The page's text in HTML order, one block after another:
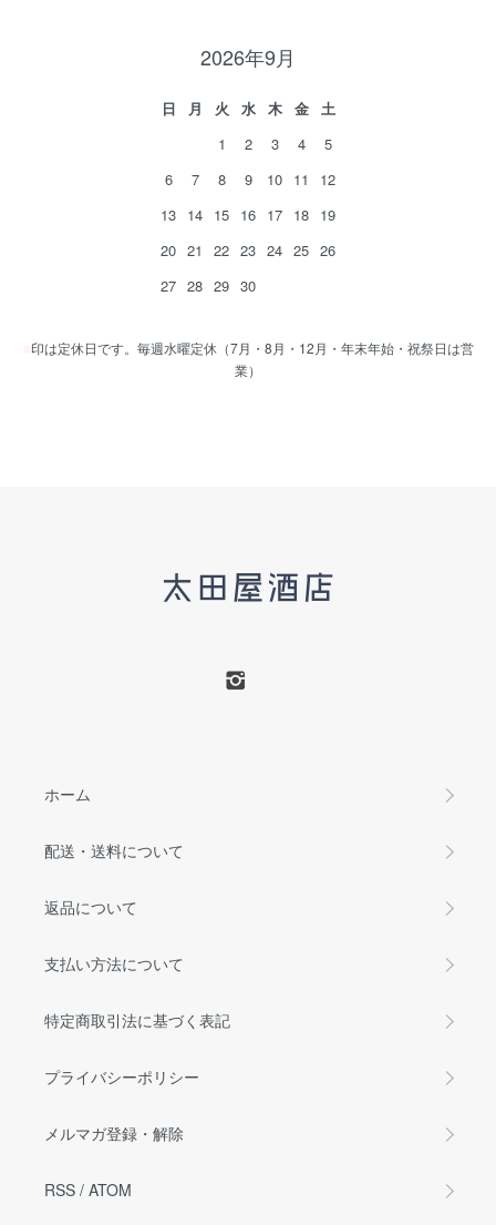
2026年9月
日 月 火 水 木 金
土
1
2 3 4
5
6
7 8 9 10 11
12
13 14 15 16 17 18 19
20 21 22 23 24 25 26
27 28 29 30
印は定休日です。毎週水曜定休（7月・8月・12月・年末年始・祝祭日は営
業）
ホーム
配送・送料について
返品について
支払い方法について
特定商取引法に基づく表記
プライバシーポリシー
メルマガ登録・解除
RSS / ATOM